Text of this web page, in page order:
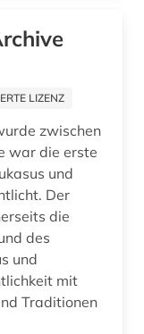
LIZENZ
zwischen
war die erste
und
Der
die
des
und
mit
Traditionen